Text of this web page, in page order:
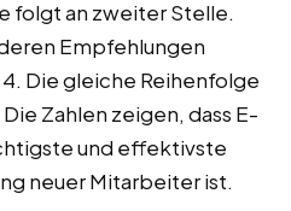
folgt an zweiter Stelle.
Empfehlungen
Die gleiche Reihenfolge
Zahlen zeigen, dass E-
und effektivste
neuer Mitarbeiter ist.